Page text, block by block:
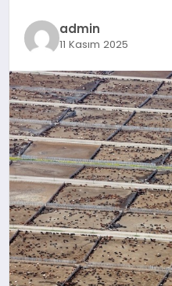
MAGAZIN
DÜNYA
EKONOMI
EĞITIM
SIYASET
admin
11 Kasım 2025